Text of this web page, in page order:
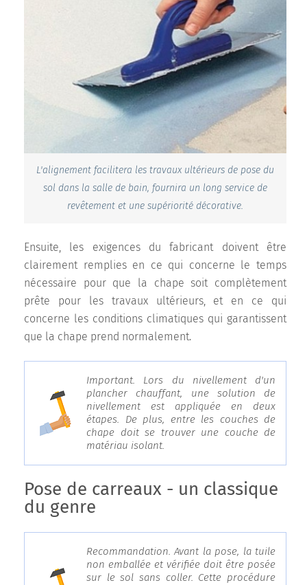
L'alignement facilitera les travaux ultérieurs de pose du
sol dans la salle de bain, fournira un long service de
revêtement et une supériorité décorative.
Ensuite, les exigences du fabricant doivent être
clairement remplies en ce qui concerne le temps
nécessaire pour que la chape soit complètement
prête pour les travaux ultérieurs, et en ce qui
concerne les conditions climatiques qui garantissent
que la chape prend normalement.
Important. Lors du nivellement d'un
plancher chauffant, une solution de
nivellement est appliquée en deux
étapes. De plus, entre les couches de
chape doit se trouver une couche de
matériau isolant.
Pose de carreaux - un classique
du genre
Recommandation. Avant la pose, la tuile
non emballée et vérifiée doit être posée
sur le sol sans coller. Cette procédure